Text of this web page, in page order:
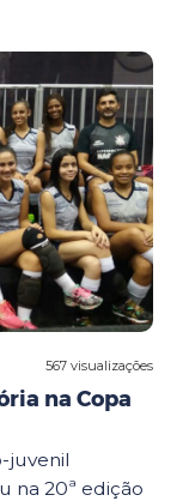
567 visualizações
na Copa
juvenil
na 20ª edição